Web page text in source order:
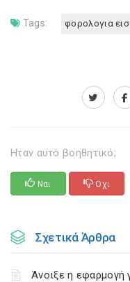
Tags: φορολογια
Ηταν αυτό βοηθητικό;
Ναι Οχι
Σχετικά Άρθρα
Άνοιξε η εφαρμογή